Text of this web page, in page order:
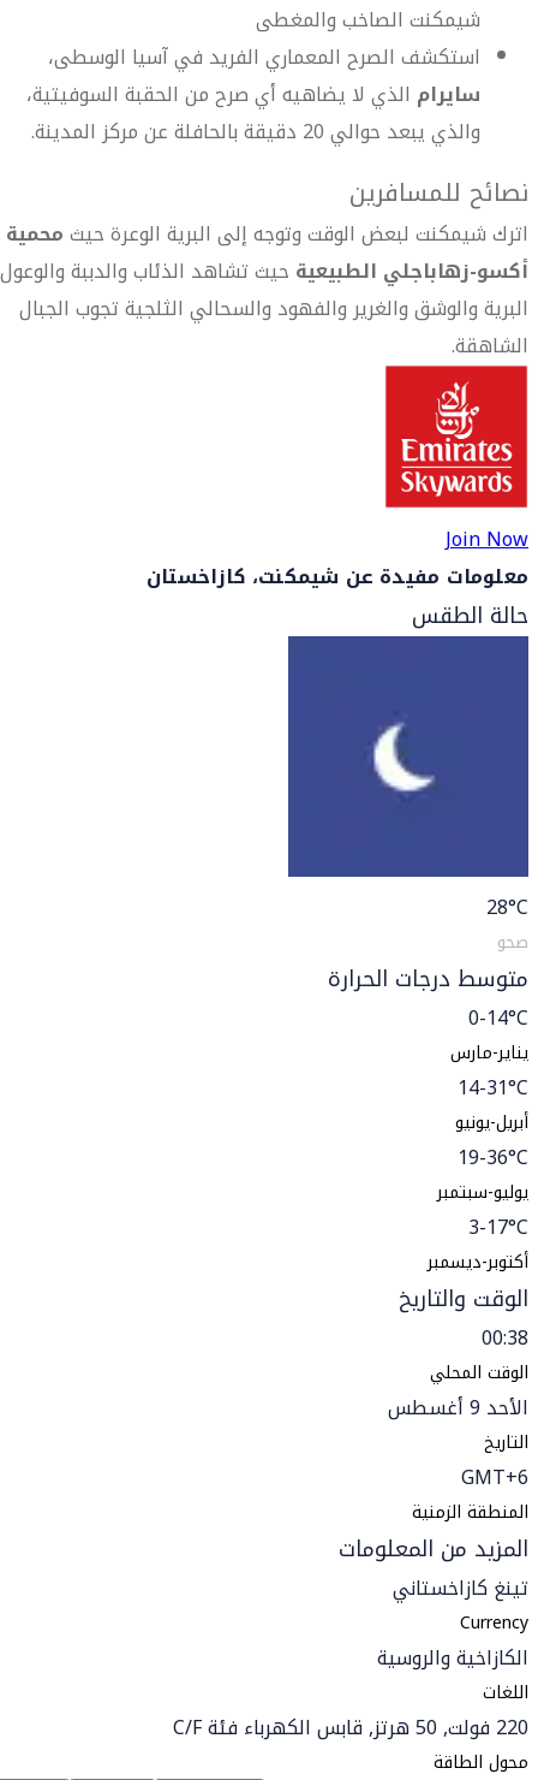
شيمكنت الصاخب والمغطى
استكشف الصرح المعماري الفريد في آسيا الوسطى،
سايرام الذي لا يضاهيه أي صرح من الحقبة السوفيتية،
والذي يبعد حوالي 20 دقيقة بالحافلة عن مركز المدينة.
نصائح للمسافرين
اترك شيمكنت لبعض الوقت وتوجه إلى البرية الوعرة حيثمحمية
أكسو-زهاباجلي الطبيعية حيث تشاهد الذئاب والدببة والوعول
البرية والوشق والغرير والفهود والسحالي الثلجية تجوب الجبال
الشاهقة.
Join Now
معلومات مفيدة عن شيمكنت، كازاخستان
حالة الطقس
28°C
صحو
متوسط درجات الحرارة
0-14°C
يناير-مارس
14-31°C
أبريل-يونيو
19-36°C
يوليو-سبتمبر
3-17°C
أكتوبر-ديسمبر
الوقت والتاريخ
00:38
الوقت المحلي
الأحد 9 أغسطس
التاريخ
GMT+6
المنطقة الزمنية
المزيد من المعلومات
تينغ كازاخستاني
Currency
الكازاخية والروسية
اللغات
220 فولت, 50 هرتز, قابس الكهرباء فئة C/F
محول الطاقة